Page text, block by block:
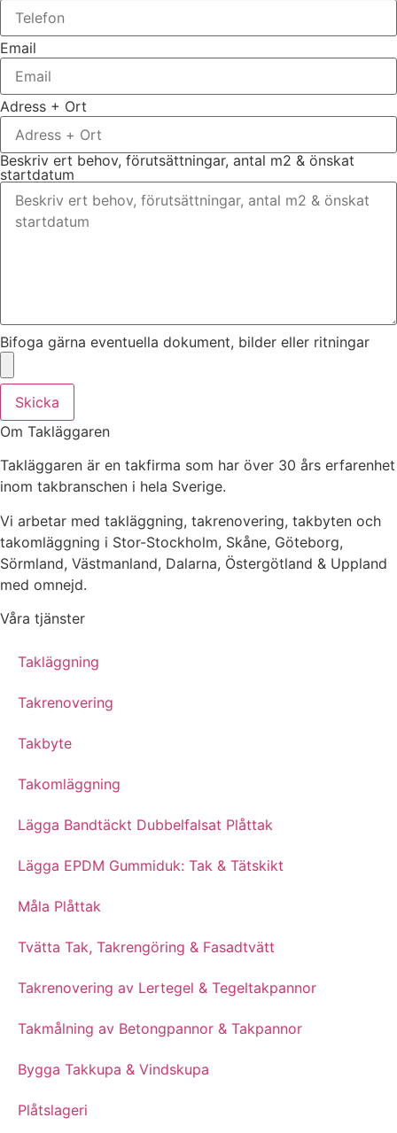
Email
Adress + Ort
Beskriv ert behov, förutsättningar, antal m2 & önskat
startdatum
Bifoga gärna eventuella dokument, bilder eller ritningar
Skicka
Om Takläggaren
Takläggaren är en takfirma som har över 30 års erfarenhet
inom takbranschen i hela Sverige.
Vi arbetar med takläggning, takrenovering, takbyten och
takomläggning i Stor-Stockholm, Skåne, Göteborg,
Sörmland, Västmanland, Dalarna, Östergötland & Uppland
med omnejd.
Våra tjänster
Takläggning
Takrenovering
Takbyte
Takomläggning
Lägga Bandtäckt Dubbelfalsat Plåttak
Lägga EPDM Gummiduk: Tak & Tätskikt
Måla Plåttak
Tvätta Tak, Takrengöring & Fasadtvätt
Takrenovering av Lertegel & Tegeltakpannor
Takmålning av Betongpannor & Takpannor
Bygga Takkupa & Vindskupa
Plåtslageri